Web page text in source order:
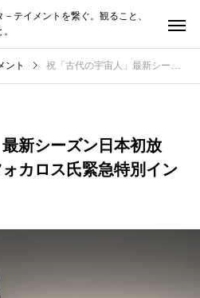
テイメントを繋ぐ。観ること、
ント 祝「古代の宇宙人」最新シーズン日本初放送！ジョルジョ・ツォカロス氏緊急特別インタビュー【後編】
新シーズン日本初放
カロス氏緊急特別イン